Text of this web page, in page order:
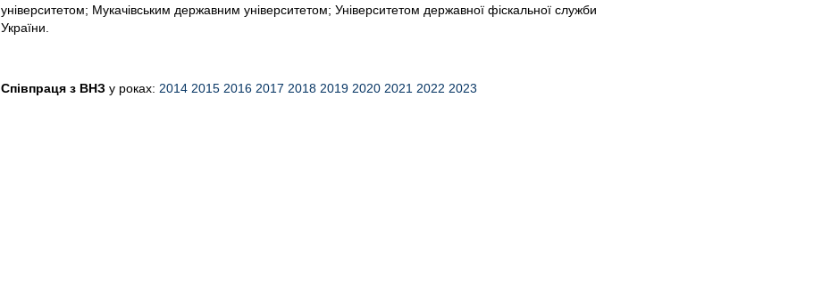
університетом; Мукачівським державним університетом; Університетом державної фіскальної служби
України.
Співпраця з ВНЗ у роках: 2014 2015 2016 2017 2018 2019 2020 2021 2022 2023